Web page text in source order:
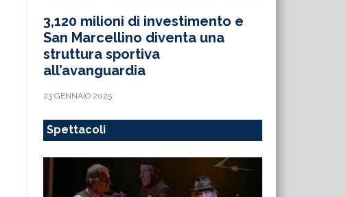
3,120 milioni di investimento e
San Marcellino diventa una
struttura sportiva
all’avanguardia
23 GENNAIO 2025
Spettacoli